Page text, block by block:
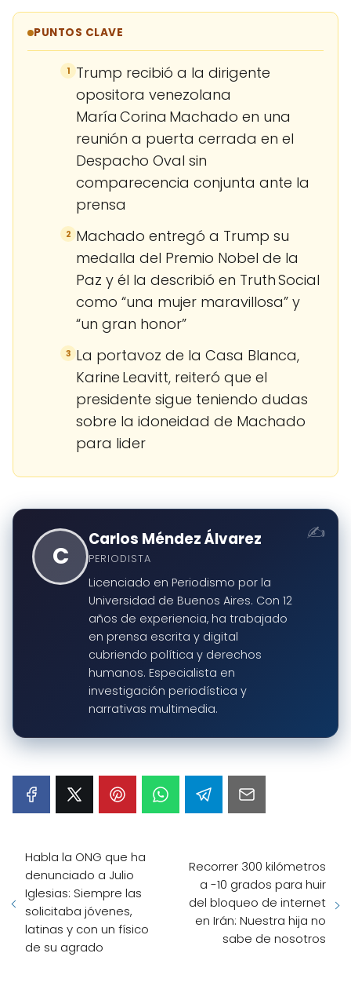
PUNTOS CLAVE
1 Trump recibió a la dirigente
opositora venezolana
María Corina Machado en una
reunión a puerta cerrada en el
Despacho Oval sin
comparecencia conjunta ante la
prensa
2 Machado entregó a Trump su
medalla del Premio Nobel de la
Paz y él la describió en Truth Social
como “una mujer maravillosa” y
“un gran honor”
3 La portavoz de la Casa Blanca,
Karine Leavitt, reiteró que el
presidente sigue teniendo dudas
sobre la idoneidad de Machado
para lider
C
Carlos Méndez Álvarez
PERIODISTA
Licenciado en Periodismo por la
Universidad de Buenos Aires. Con 12
años de experiencia, ha trabajado
en prensa escrita y digital
cubriendo política y derechos
humanos. Especialista en
investigación periodística y
narrativas multimedia.
Habla la ONG que ha
denunciado a Julio
Iglesias: Siempre las
solicitaba jóvenes,
latinas y con un físico
de su agrado
Recorrer 300 kilómetros
a -10 grados para huir
del bloqueo de internet
en Irán: Nuestra hija no
sabe de nosotros